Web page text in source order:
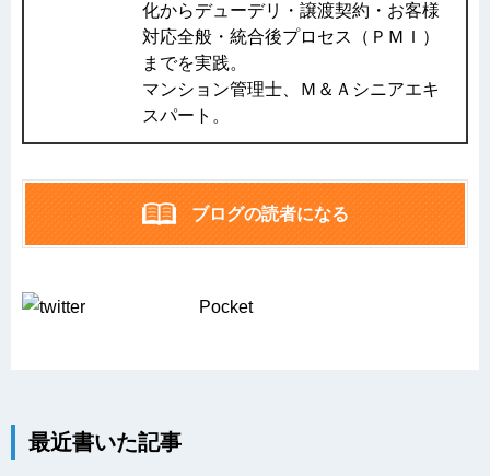
化からデューデリ・譲渡契約・お客様
対応全般・統合後プロセス（ＰＭＩ）
までを実践。
マンション管理士、Ｍ＆Ａシニアエキ
スパート。
ブログの読者になる
Pocket
最近書いた記事